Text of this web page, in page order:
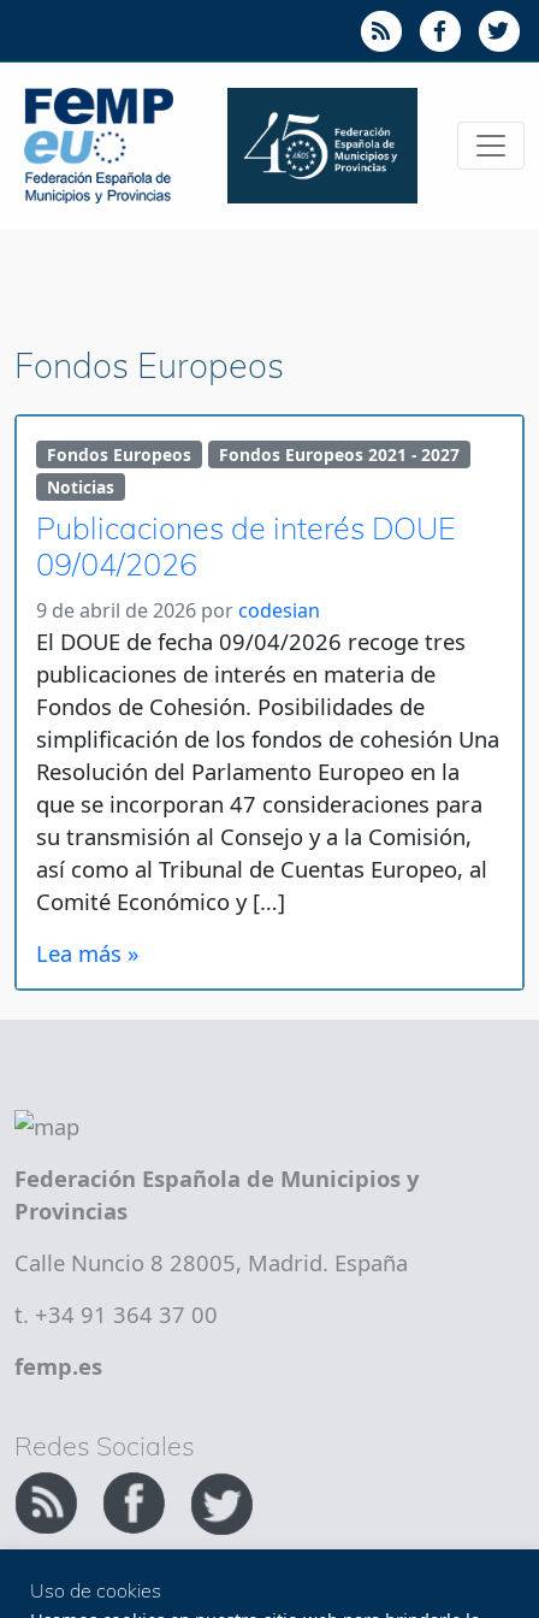
Fondos Europeos
Fondos Europeos
Fondos Europeos 2021 - 2027
Noticias
Publicaciones de interés DOUE
09/04/2026
9 de abril de 2026 por codesian
El DOUE de fecha 09/04/2026 recoge tres
publicaciones de interés en materia de
Fondos de Cohesión. Posibilidades de
simplificación de los fondos de cohesión Una
Resolución del Parlamento Europeo en la
que se incorporan 47 consideraciones para
su transmisión al Consejo y a la Comisión,
así como al Tribunal de Cuentas Europeo, al
Comité Económico y […]
Lea más »
Federación Española de Municipios y
Provincias
Calle Nuncio 8 28005, Madrid. España
t. +34 91 364 37 00
femp.es
Redes Sociales
Uso de cookies